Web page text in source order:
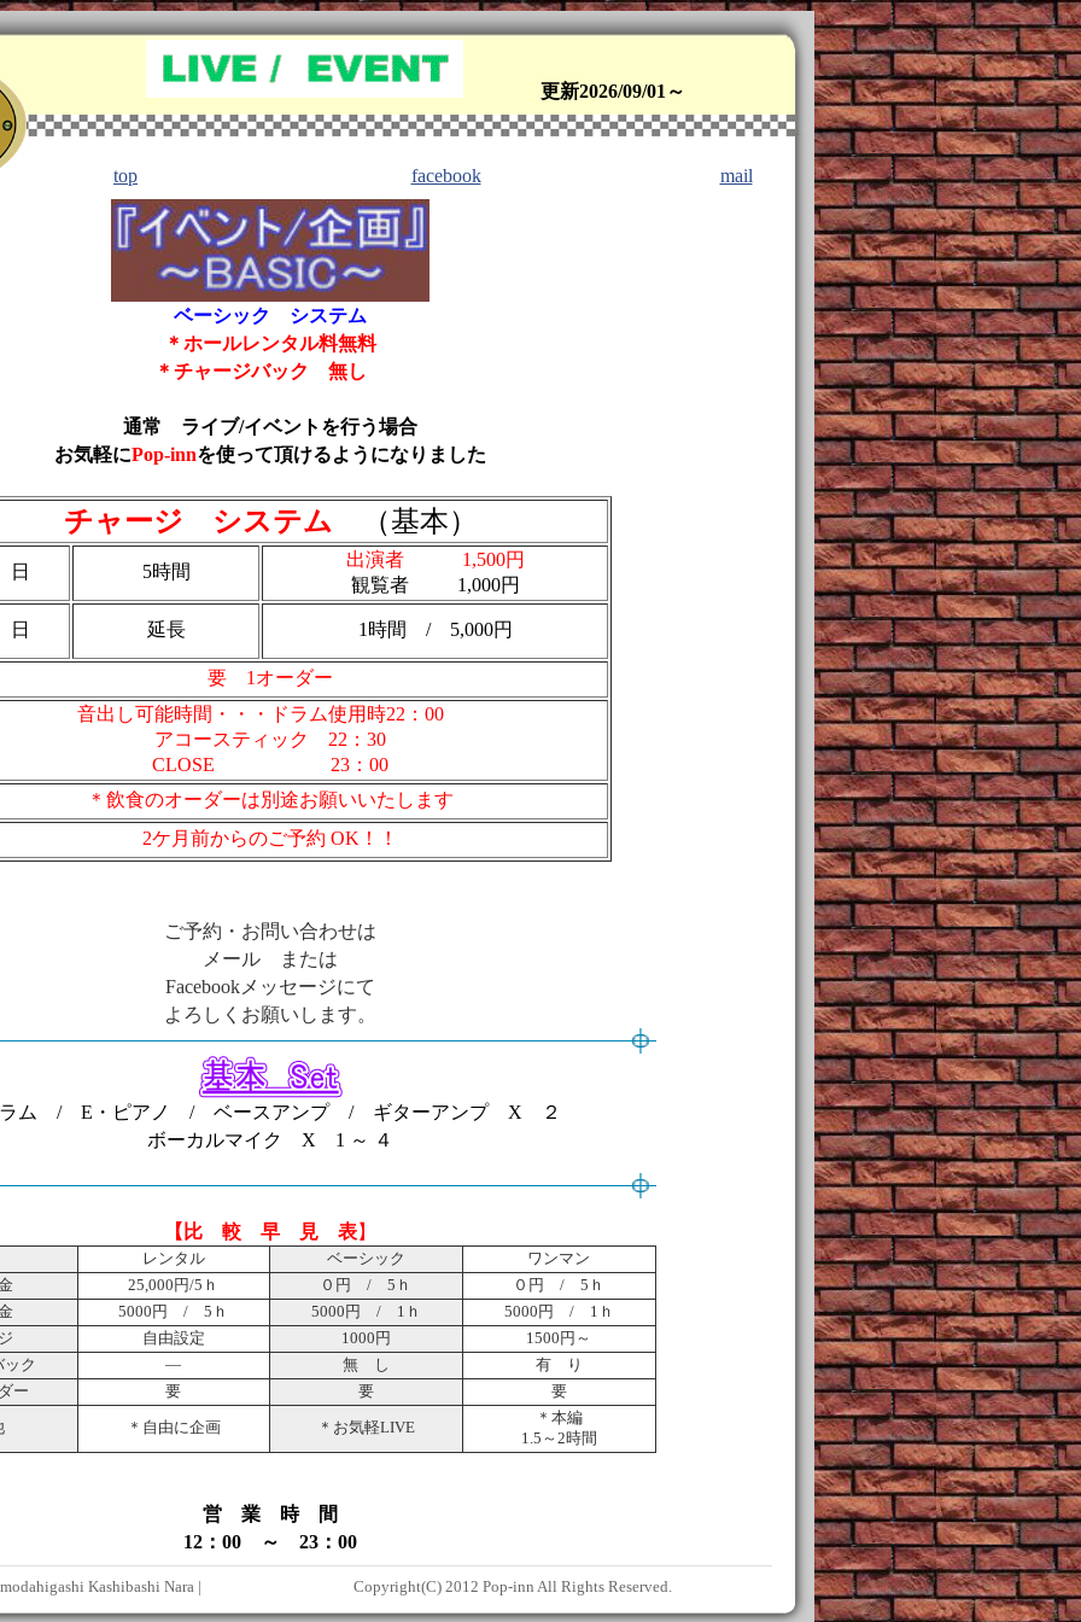
更新2026/09/01～
top facebook mail
ベーシック システム
＊ホールレンタル料無料
＊チャージバック 無し
通常 ライブ/イベントを行う場合
お気軽にPop-innを使って頂けるようになりました
チャージ システム （基本）
5時間
出演者 1,500円
観覧者 1,000円
延長 1時間 / 5,000円
要 1オーダー
音出し可能時間・・・ドラム使用時22：00
アコースティック 22：30
CLOSE 23：00
＊飲食のオーダーは別途お願いいたします
2ケ月前からのご予約 OK！！
ご予約・お問い合わせは
メール または
Facebookメッセージにて
よろしくお願いします。
ム / E・ピアノ / ベースアンプ / ギターアンプ X ２
ボーカルマイク X 1 ～ ４
【比 較 早 見 表】
レンタル ベーシック
ワンマン
25,000円/5ｈ ０円 / 5ｈ
０円 / 5ｈ
5000円 / 5ｈ 5000円 / 1ｈ
5000円 / 1ｈ
自由設定 1000円
1500円～
ック
― 無 し
有 り
ー
要 要 要
＊自由に企画 ＊お気軽LIVE
＊本編
1.5～2時間
営 業 時 間
12：00 ～ 23：00
Kashibashi Nara | Copyright(C) 2012 Pop-inn All Rights Reserved.